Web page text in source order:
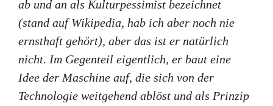
ab und an als Kulturpessimist bezeichnet
(stand auf Wikipedia, hab ich aber noch nie
ernsthaft gehört), aber das ist er natürlich
nicht. Im Gegenteil eigentlich, er baut eine
Idee der Maschine auf, die sich von der
Technologie weitgehend ablöst und als Prinzip